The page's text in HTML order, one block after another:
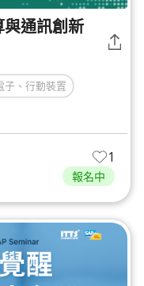
與通訊創新
子、行動裝置
1
報名中